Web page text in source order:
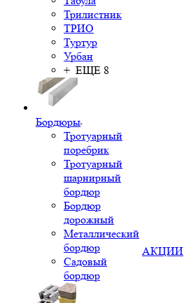
Трилистник
ТРИО
Туртур
Урбан
+ ЕЩЕ 8
Бордюры
Тротуарный
поребрик
Тротуарный
шарнирный
бордюр
Бордюр
дорожный
Металлический
бордюр
Садовый
бордюр
АКЦИИ